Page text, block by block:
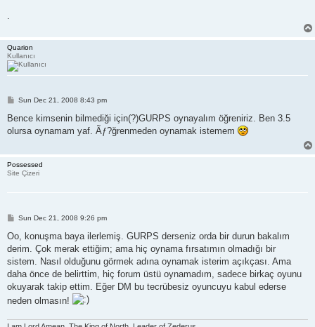
Quarion
Kullanıcı
P
s
Sun Dec 21, 2008 8:43 pm
Bence kimsenin bilmediği için(?)GURPS oynayalım öğreniriz. Ben 3.5
olursa oynamam yaf. Ãƒ?ğrenmeden oynamak istemem
Possessed
Site Çizeri
P
s
Sun Dec 21, 2008 9:26 pm
Oo, konuşma baya ilerlemiş. GURPS derseniz orda bir durun bakalım
derim. Çok merak ettiğim; ama hiç oynama fırsatımın olmadığı bir
sistem. Nasıl olduğunu görmek adına oynamak isterim açıkçası. Ama
daha önce de belirttim, hiç forum üstü oynamadım, sadece birkaç oyunu
okuyarak takip ettim. Eğer DM bu tecrübesiz oyuncuyu kabul ederse
neden olmasın!